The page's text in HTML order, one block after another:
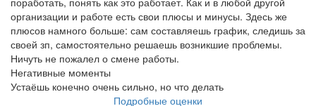
организации и работе есть свои плюсы и минусы. Здесь же
плюсов намного больше: сам составляешь график, следишь за
своей зп, самостоятельно решаешь возникшие проблемы.
Ничуть не пожалел о смене работы.
Негативные моменты
Устаёшь конечно очень сильно, но что делать
Подробные оценки